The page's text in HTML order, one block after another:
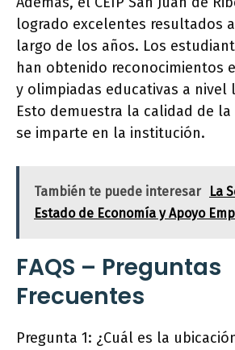
logrado excelentes resultados
largo de los años. Los
han obtenido reconocimientos
y olimpiadas educativas a nivel
Esto demuestra la calidad de
se imparte en la institución.
También te puede interesar
La
Estado de Economía y Apoyo
FAQS – Preguntas
Frecuentes
Pregunta 1: ¿Cuál es la